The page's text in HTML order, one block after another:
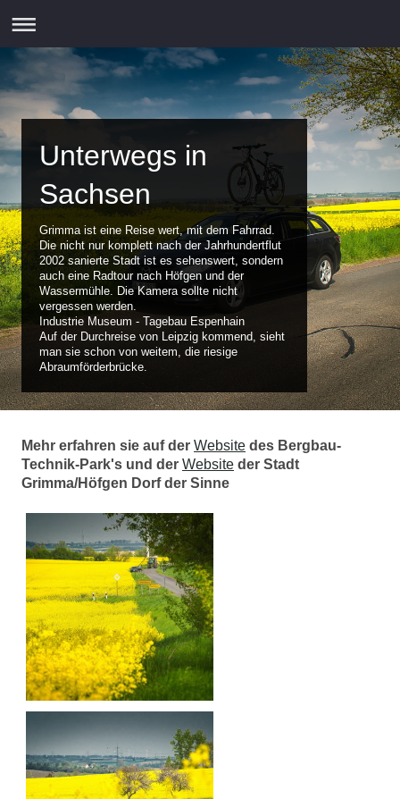
Unterwegs in
Sachsen
Grimma ist eine Reise wert, mit dem Fahrrad.
Die nicht nur komplett nach der Jahrhundertflut
2002 sanierte Stadt ist es sehenswert, sondern
auch eine Radtour nach Höfgen und der
Wassermühle. Die Kamera sollte nicht
vergessen werden.
Industrie Museum - Tagebau Espenhain
Auf der Durchreise von Leipzig kommend, sieht
man sie schon von weitem, die riesige
Abraumförderbrücke.
Mehr erfahren sie auf der Website des Bergbau-
Technik-Park's und der Website der Stadt
Grimma/Höfgen Dorf der Sinne